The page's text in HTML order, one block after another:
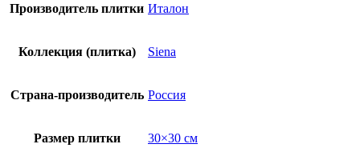
Производитель плитки Италон
Коллекция (плитка) Siena
Страна-производитель Россия
Размер плитки 30×30 см